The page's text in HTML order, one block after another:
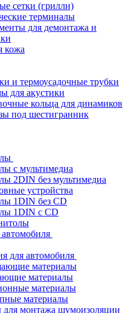
сетки (грилли)
терминалы
для демонтажа и
кожа
и термоусадочные трубки
для акустики
кольца для динамиков
под шестигранник
с мультимедиа
2DIN без мультимедиа
устройства
1DIN без CD
1DIN с CD
для автомобиля
материалы
материалы
материалы
материалы
монтажа шумоизоляции